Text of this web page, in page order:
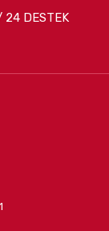
24 DESTEK